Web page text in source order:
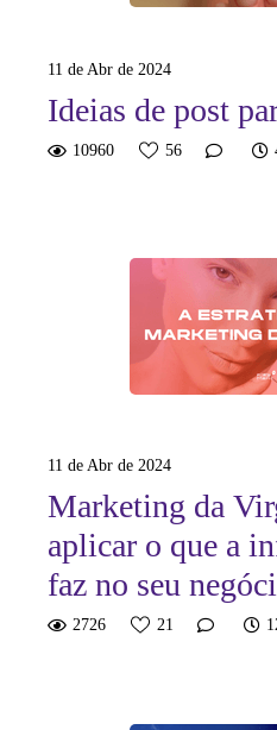
11 de Abr de 2024
Ideias de post
10960 56
11 de Abr de 2024
Marketing da
aplicar o que a
faz no seu
2726 21